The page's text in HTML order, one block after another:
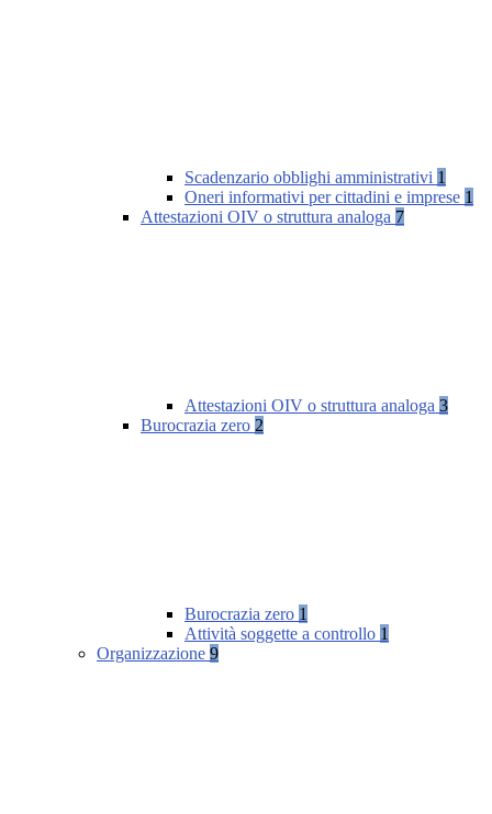
Scadenzario obblighi amministrativi 1
Oneri informativi per cittadini e imprese 1
Attestazioni OIV o struttura analoga 7
Attestazioni OIV o struttura analoga 3
Burocrazia zero 2
Burocrazia zero 1
Attività soggette a controllo 1
Organizzazione 9